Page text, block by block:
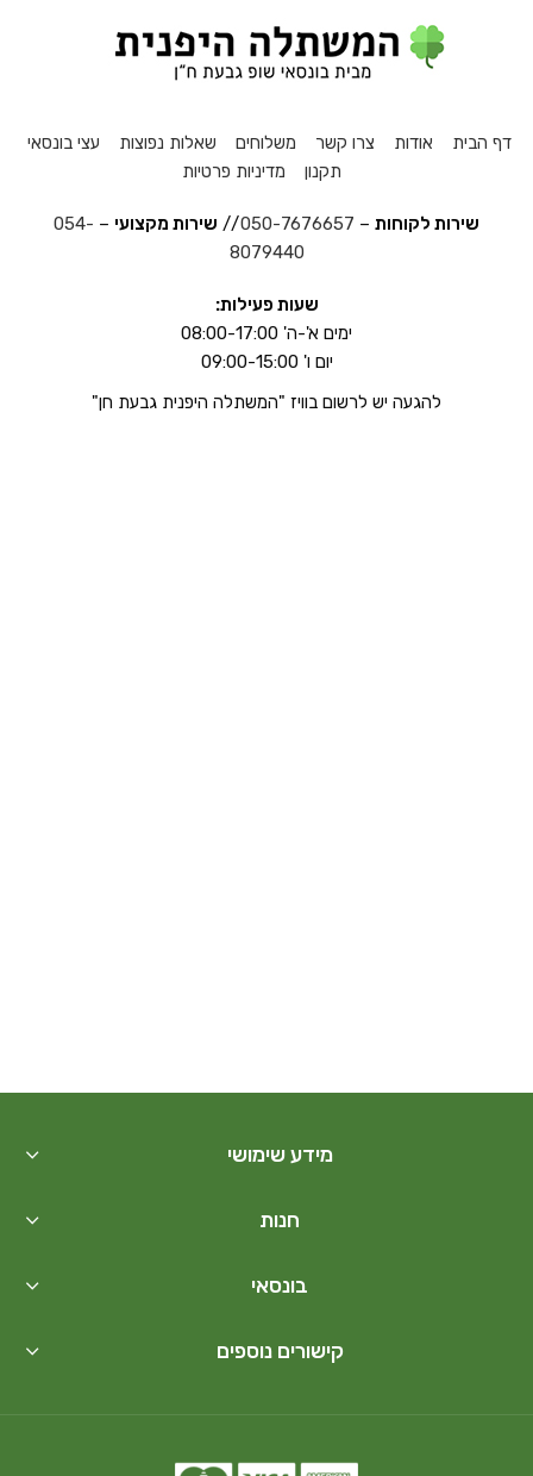
דף הבית אודות צרו קשר משלוחים שאלות נפוצות
עצי בונסאי
תקנון
מדיניות פרטיות
שירות לקוחות –
050-7676657
// שירות מקצועי –
054-
8079440
שעות פעילות:
ימים א'-ה' 08:00-17:00
יום ו' 09:00-15:00
להגעה יש לרשום בוויז "המשתלה היפנית גבעת חן"
מידע שימושי
חנות
בונסאי
קישורים נוספים